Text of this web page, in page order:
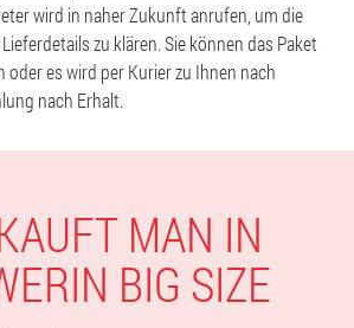
wird in naher Zukunft anrufen, um die
zu klären. Sie können das Paket
oder es wird per Kurier zu Ihnen nach
nach Erhalt.
MAN IN
BIG SIZE